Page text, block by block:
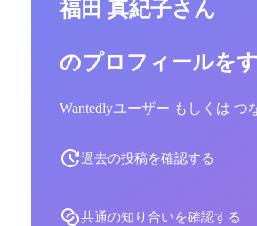
福田 真紀子さん
のプロフィールを
Wantedlyユーザー もしくは
過去の投稿を確認する
共通の知り合いを確認する